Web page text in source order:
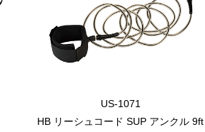
US-1071
HB リーシュコード SUP アンクル 9ft